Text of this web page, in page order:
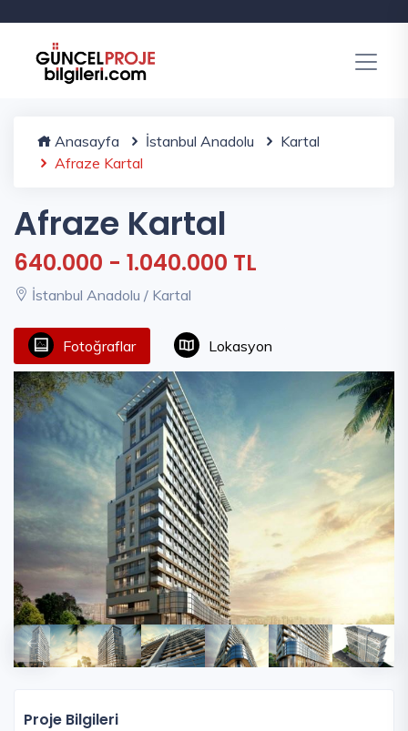
Anasayfa İstanbul Anadolu
Kartal
Afraze Kartal
Afraze Kartal
640.000 - 1.040.000 TL
İstanbul Anadolu / Kartal
Fotoğraflar Lokasyon
Proje Bilgileri